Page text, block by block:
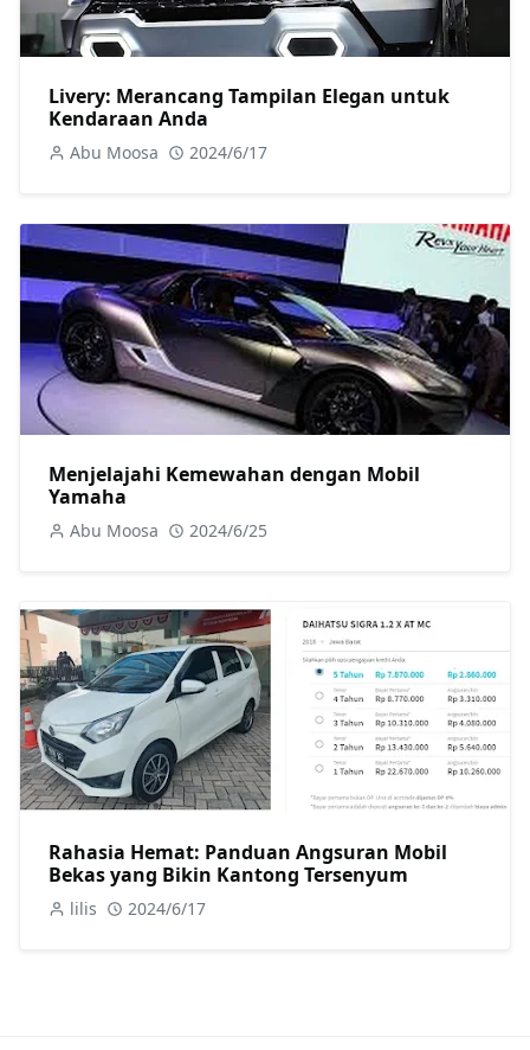
Livery: Merancang Tampilan Elegan untuk
Kendaraan Anda
Abu Moosa 2024/6/17
Menjelajahi Kemewahan dengan Mobil
Yamaha
Abu Moosa 2024/6/25
Rahasia Hemat: Panduan Angsuran Mobil
Bekas yang Bikin Kantong Tersenyum
lilis 2024/6/17